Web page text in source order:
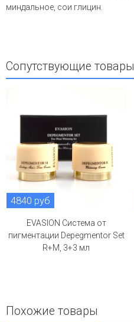
миндальное, сои глицин.
Сопутствующие товары
4840 руб
EVASION Система от
пигментации Depegmentor Set
R+M, 3+3 мл
Похожие товары